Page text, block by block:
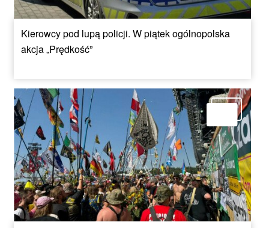
Kierowcy pod lupą policji. W piątek ogólnopolska
akcja „Prędkość”